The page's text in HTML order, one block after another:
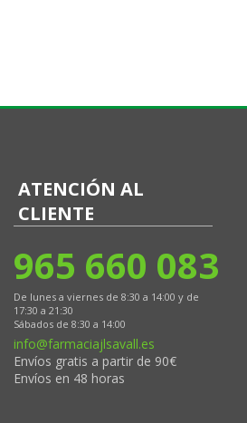
ATENCIÓN AL
CLIENTE
965 660 083
De lunes a viernes de 8:30 a 14:00 y de
17:30 a 21:30
Sábados de 8:30 a 14:00
info@farmaciajlsavall.es
Envíos gratis a partir de 90€
Envíos en 48 horas